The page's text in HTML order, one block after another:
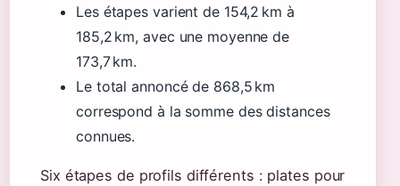
Les étapes varient de 154,2 km à
185,2 km, avec une moyenne de
173,7 km.
Le total annoncé de 868,5 km
correspond à la somme des distances
connues.
Six étapes de profils différents : plates pour